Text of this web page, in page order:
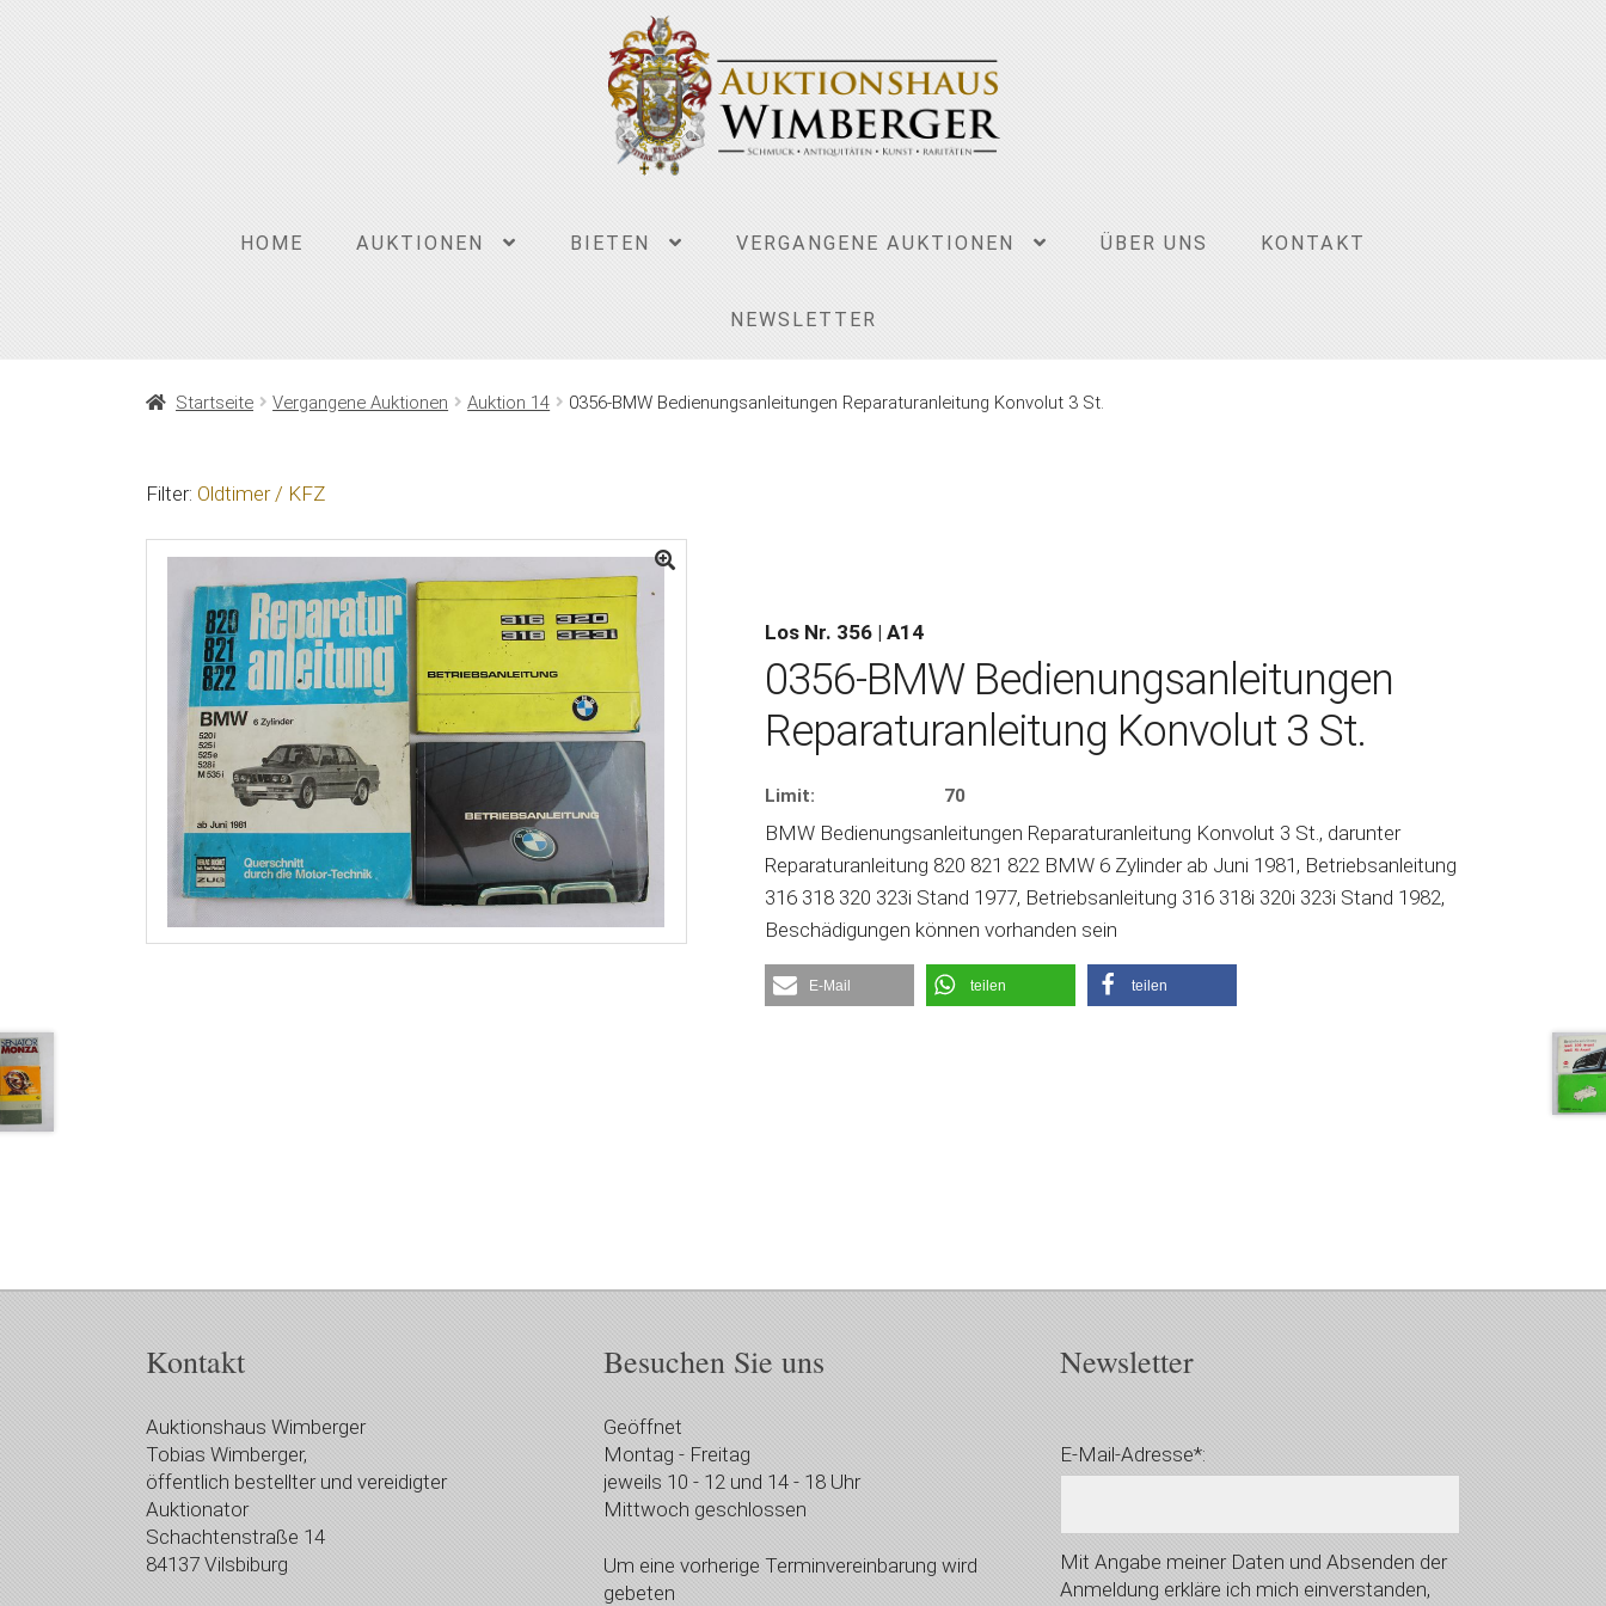
HOME AUKTIONEN BIETEN VERGANGENE AUKTIONEN ÜBER UNS KONTAKT
NEWSLETTER
Startseite Vergangene Auktionen Auktion 14 0356-BMW Bedienungsanleitungen Reparaturanleitung Konvolut 3 St.
Filter: Oldtimer / KFZ
Los Nr. 356 | A14
0356-BMW Bedienungsanleitungen
Reparaturanleitung Konvolut 3 St.
Limit: 70
BMW Bedienungsanleitungen Reparaturanleitung Konvolut 3 St., darunter
Reparaturanleitung 820 821 822 BMW 6 Zylinder ab Juni 1981, Betriebsanleitung
316 318 320 323i Stand 1977, Betriebsanleitung 316 318i 320i 323i Stand 1982,
Beschädigungen können vorhanden sein
E-Mail teilen teilen
Kontakt
Auktionshaus Wimberger
Tobias Wimberger,
öffentlich bestellter und vereidigter
Auktionator
Schachtenstraße 14
84137 Vilsbiburg
Besuchen Sie uns
Geöffnet
Montag - Freitag
jeweils 10 - 12 und 14 - 18 Uhr
Mittwoch geschlossen
Um eine vorherige Terminvereinbarung wird
gebeten
Newsletter
E-Mail-Adresse*:
Mit Angabe meiner Daten und Absenden der
Anmeldung erkläre ich mich einverstanden,